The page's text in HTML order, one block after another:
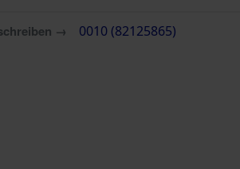
→ 0010 (82125865)